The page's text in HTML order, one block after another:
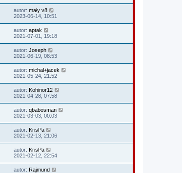
autor: mały v8
2023-06-14, 10:51
autor: aptak
2021-07-01, 19:18
autor: Joseph
2021-06-19, 08:53
autor: michal+jacek
2021-05-24, 21:52
autor: Kohinor12
2021-04-28, 07:58
autor: qbabosman
2021-03-03, 00:03
autor: KrisPa
2021-02-13, 21:06
autor: KrisPa
2021-02-12, 22:54
autor: Rajmund